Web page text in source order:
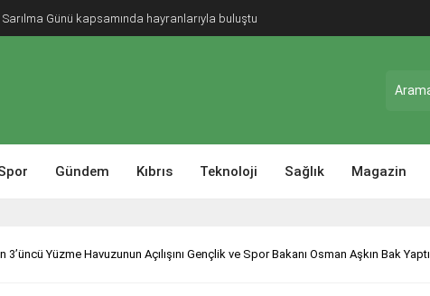
Günü kapsamında hayranlarıyla buluştu
Gündem Kıbrıs Teknoloji Sağlık Magazin
3’üncü Yüzme Havuzunun Açılışını Gençlik ve Spor Bakanı Osman Aşkın Bak Yaptı